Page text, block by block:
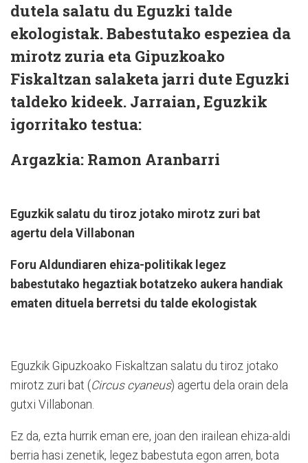
dutela salatu du Eguzki talde
ekologistak. Babestutako espeziea da
mirotz zuria eta Gipuzkoako
Fiskaltzan salaketa jarri dute Eguzki
taldeko kideek. Jarraian, Eguzkik
igorritako testua:
Argazkia: Ramon Aranbarri
Eguzkik salatu du tiroz jotako mirotz zuri bat
agertu dela Villabonan
Foru Aldundiaren ehiza-politikak legez
babestutako hegaztiak botatzeko aukera handiak
ematen dituela berretsi du talde ekologistak
Eguzkik Gipuzkoako Fiskaltzan salatu du tiroz jotako
mirotz zuri bat (Circus cyaneus) agertu dela orain dela
gutxi Villabonan.
Ez da, ezta hurrik eman ere, joan den irailean ehiza-aldi
berria hasi zenetik, legez babestuta egon arren, bota